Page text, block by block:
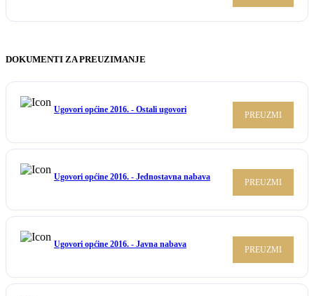
DOKUMENTI ZA PREUZIMANJE
Ugovori općine 2016. - Ostali ugovori
PREUZMI
Ugovori općine 2016. - Jednostavna nabava
PREUZMI
Ugovori općine 2016. - Javna nabava
PREUZMI